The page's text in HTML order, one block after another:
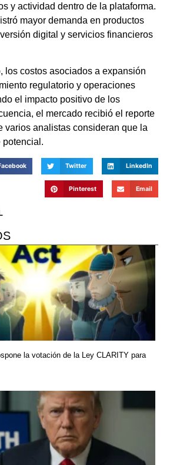
y actividad dentro de la plataforma.
mayor demanda en productos
digital y servicios financieros
los costos asociados a expansión
regulatorio y operaciones
el impacto positivo de los
el mercado recibió el reporte
varios analistas consideran que la
potencial.
Twitter LinkedIn
Pinterest Email
la votación de la Ley CLARITY para